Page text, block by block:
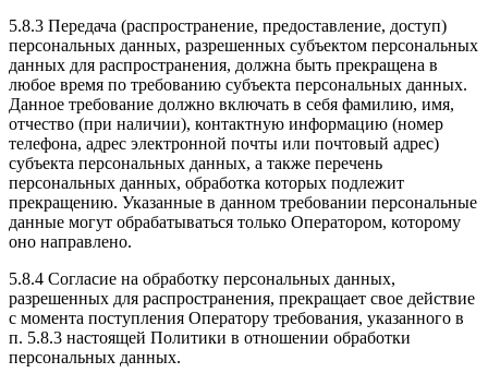
5.8.3 Передача (распространение, предоставление, доступ)
персональных данных, разрешенных субъектом персональных
данных для распространения, должна быть прекращена в
любое время по требованию субъекта персональных данных.
Данное требование должно включать в себя фамилию, имя,
отчество (при наличии), контактную информацию (номер
телефона, адрес электронной почты или почтовый адрес)
субъекта персональных данных, а также перечень
персональных данных, обработка которых подлежит
прекращению. Указанные в данном требовании персональные
данные могут обрабатываться только Оператором, которому
оно направлено.
5.8.4 Согласие на обработку персональных данных,
разрешенных для распространения, прекращает свое действие
с момента поступления Оператору требования, указанного в
п. 5.8.3 настоящей Политики в отношении обработки
персональных данных.